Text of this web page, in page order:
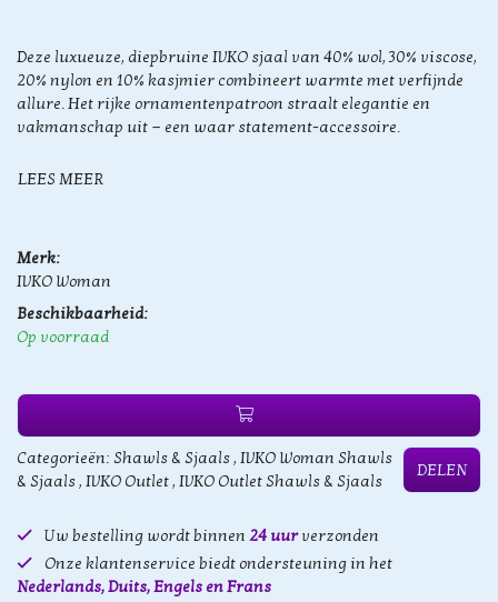
Deze luxueuze, diepbruine IVKO sjaal van 40% wol, 30% viscose,
20% nylon en 10% kasjmier combineert warmte met verfijnde
allure. Het rijke ornamentenpatroon straalt elegantie en
vakmanschap uit — een waar statement-accessoire.
LEES MEER
Merk:
IVKO Woman
Beschikbaarheid:
Op voorraad
Categorieën: Shawls & Sjaals, IVKO Woman Shawls
& Sjaals, IVKO Outlet, IVKO Outlet Shawls & Sjaals
DELEN
Uw bestelling wordt binnen 24 uurverzonden
Onze klantenservice biedt ondersteuning in het
Nederlands, Duits, Engels en Frans